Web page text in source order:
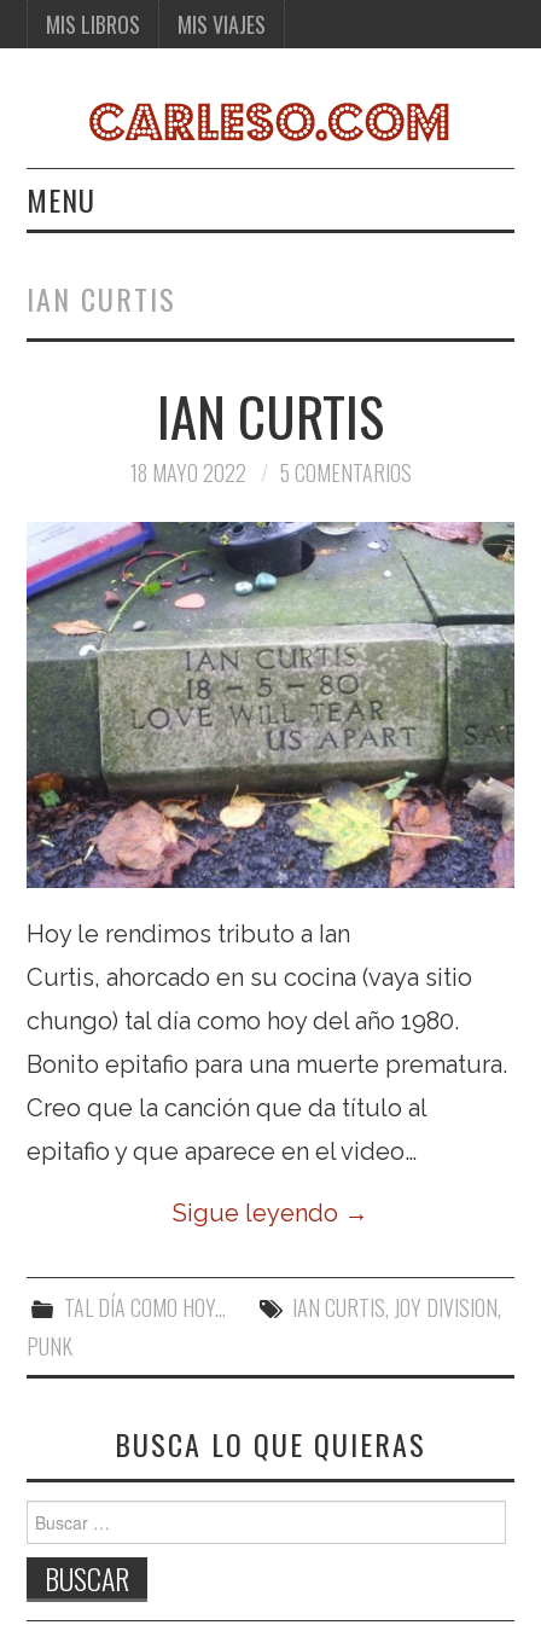
MIS LIBROS MIS VIAJES
MENU
MIS VIAJES
IAN CURTIS
IAN CURTIS
18 MAYO 2022 5 COMENTARIOS
Hoy le rendimos tributo a Ian
Curtis, ahorcado en su cocina (vaya sitio
chungo) tal día como hoy del año 1980.
Bonito epitafio para una muerte prematura.
Creo que la canción que da título al
epitafio y que aparece en el video…
Sigue leyendo →
TAL DÍA COMO HOY... IAN CURTIS, JOY DIVISION,
PUNK
BUSCA LO QUE QUIERAS
Buscar: